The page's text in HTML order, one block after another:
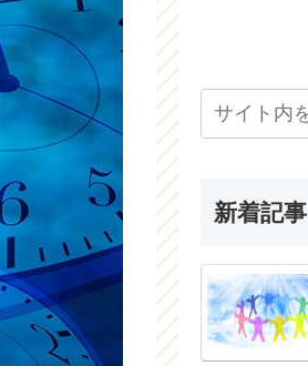
新着記事